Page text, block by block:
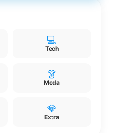
💻
Tech
👗
Moda
💎
Extra